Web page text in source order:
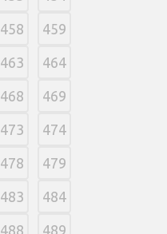
458 459
463 464
468 469
473 474
478 479
483 484
488 489